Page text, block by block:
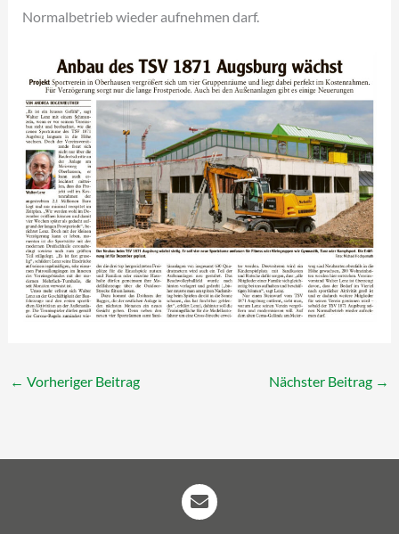
Normalbetrieb wieder aufnehmen darf.
← Vorheriger Beitrag Nächster Beitrag →